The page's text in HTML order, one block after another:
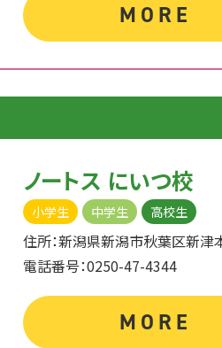
MORE
ノートス にいつ校
小学生 中学生 高校生
住所：新潟県新潟市秋葉区新
電話番号：0250-47-4344
MORE